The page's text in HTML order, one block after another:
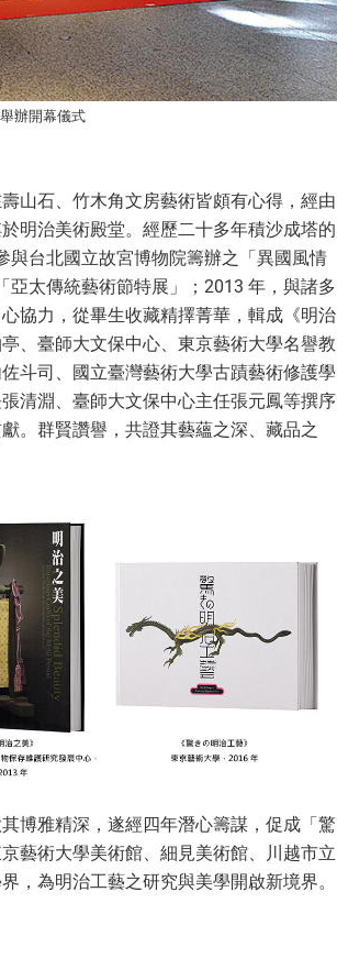
辦開幕儀式
山石、竹木角文房藝術皆頗有心得，經由
明治美術殿堂。經歷二十多年積沙成塔的
與台北國立故宮博物院籌辦之「異國風情
太傳統藝術節特展」；2013 年，與諸多
協力，從畢生收藏精擇菁華，輯成《明治
、臺師大文保中心、東京藝術大學名譽教
斗司、國立臺灣藝術大學古蹟藝術修護學
清淵、臺師大文保中心主任張元鳳等撰序
。群賢讚譽，共證其藝蘊之深、藏品之
博雅精深，遂經四年潛心籌謀，促成「驚
藝術大學美術館、細見美術館、川越市立
，為明治工藝之研究與美學開啟新境界。